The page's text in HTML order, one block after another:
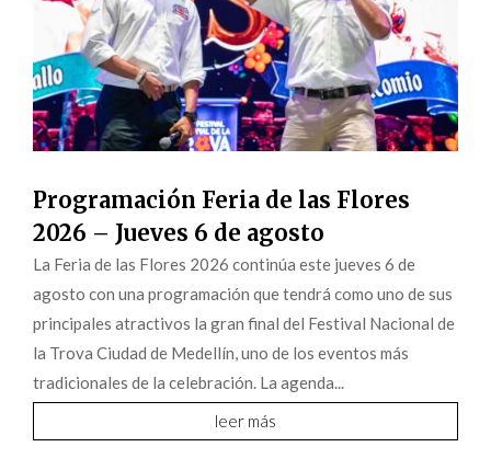
Programación Feria de las Flores
2026 – Jueves 6 de agosto
La Feria de las Flores 2026 continúa este jueves 6 de
agosto con una programación que tendrá como uno de sus
principales atractivos la gran final del Festival Nacional de
la Trova Ciudad de Medellín, uno de los eventos más
tradicionales de la celebración. La agenda...
leer más